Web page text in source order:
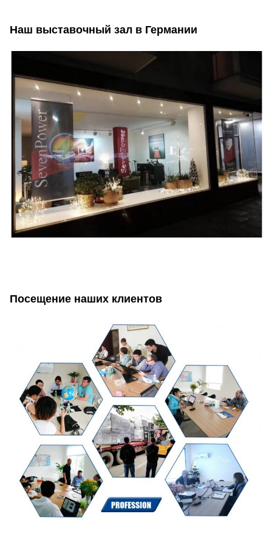
Наш выставочный зал в Германии
Посещение наших клиентов